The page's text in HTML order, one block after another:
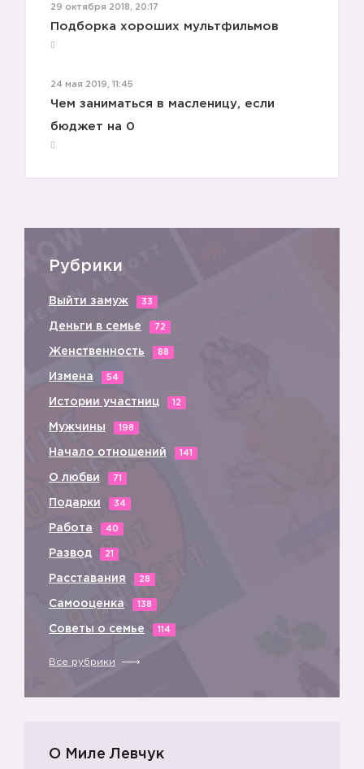
29 октября 2018, 20:17
Подборка хороших мультфильмов
24 мая 2019, 11:45
Чем заниматься в масленицу, если
бюджет на 0
Рубрики
Выйти замуж 33
Деньги в семье 72
Женственность 88
Измена 54
Истории участниц 12
Мужчины 198
Начало отношений 141
О любви 71
Подарки 34
Работа 40
Развод 21
Расставания 28
Самооценка 138
Советы о семье 114
Все рубрики
О Миле Левчук